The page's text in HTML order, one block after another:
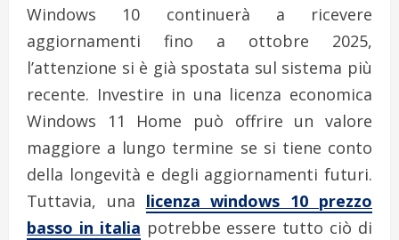
Windows 10 continuerà a ricevere
aggiornamenti fino a ottobre 2025,
l’attenzione si è già spostata sul sistema più
recente. Investire in una licenza economica
Windows 11 Home può offrire un valore
maggiore a lungo termine se si tiene conto
della longevità e degli aggiornamenti futuri.
Tuttavia, una licenza windows 10 prezzo
basso in italia potrebbe essere tutto ciò di